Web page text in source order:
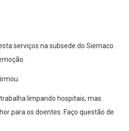
serviços na subsede do Siemaco.
limpando hospitais, mas
para os doentes. Faço questão de